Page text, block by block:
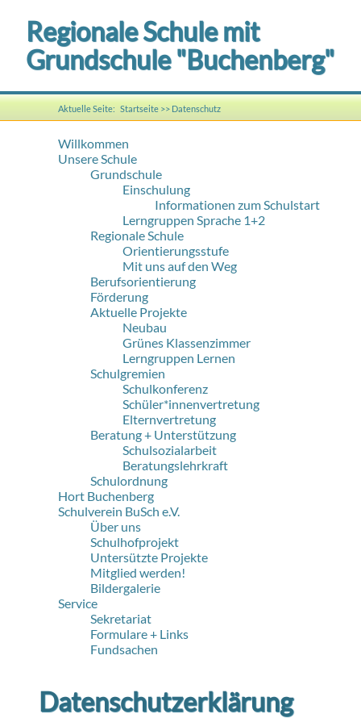
Regionale Schule mit
Grundschule "Buchenberg"
Aktuelle Seite: Startseite >> Datenschutz
Willkommen
Unsere Schule
Grundschule
Einschulung
Informationen zum Schulstart
Lerngruppen Sprache 1+2
Regionale Schule
Orientierungsstufe
Mit uns auf den Weg
Berufsorientierung
Förderung
Aktuelle Projekte
Neubau
Grünes Klassenzimmer
Lerngruppen Lernen
Schulgremien
Schulkonferenz
Schüler*innenvertretung
Elternvertretung
Beratung + Unterstützung
Schulsozialarbeit
Beratungslehrkraft
Schulordnung
Hort Buchenberg
Schulverein BuSch e.V.
Über uns
Schulhofprojekt
Untersützte Projekte
Mitglied werden!
Bildergalerie
Service
Sekretariat
Formulare + Links
Fundsachen
Datenschutzerklärung